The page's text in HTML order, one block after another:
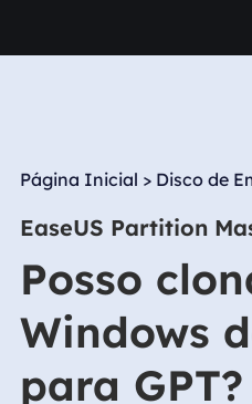
Página Inicial > Disco de
EaseUS Partition
Posso
Windows
para